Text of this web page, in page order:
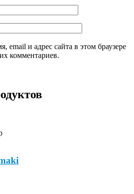
email и адрес сайта в этом браузере
комментариев.